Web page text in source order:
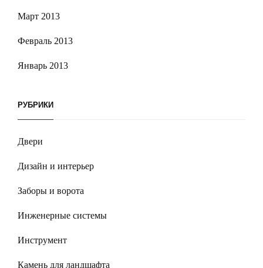
Март 2013
Февраль 2013
Январь 2013
РУБРИКИ
Двери
Дизайн и интерьер
Заборы и ворота
Инженерные системы
Инструмент
Камень для ландшафта